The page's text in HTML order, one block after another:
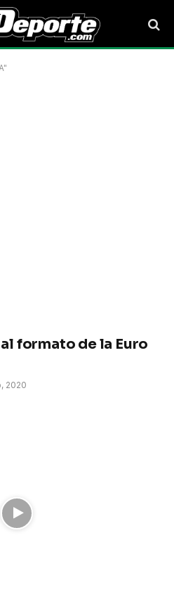
formato de la Euro
2020